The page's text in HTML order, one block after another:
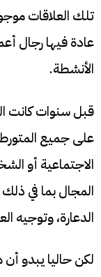
تلك العلاقات
عادة فيها رجال
الأنشطة.
قبل سنوات كانت
على جميع
الاجتماعية أو
المجال بما في
الدعارة، وتوجيه
لكن حاليا يبدو